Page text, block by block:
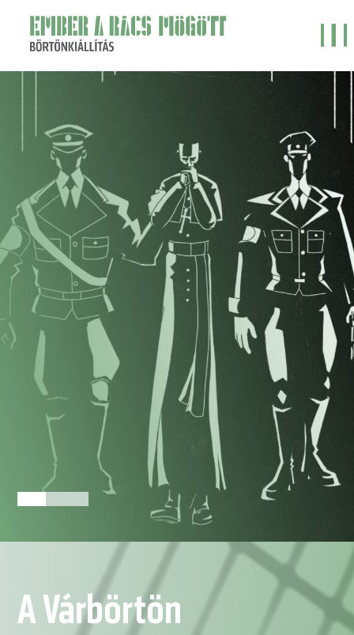
a
rács
Balaton
1.
2. 3. 4.
A Várbörtön